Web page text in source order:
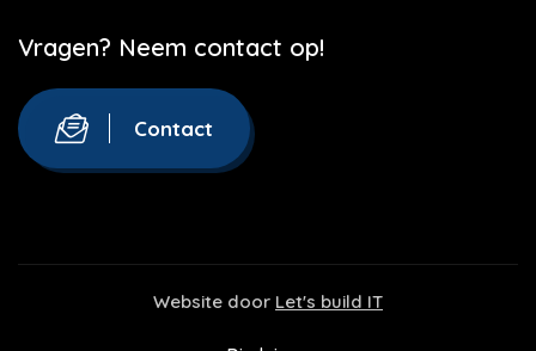
Vragen? Neem contact op!
Contact
Website door Let's build IT